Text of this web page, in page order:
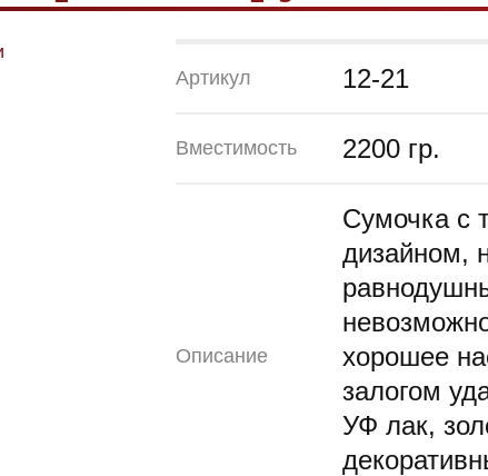
Артикул 12-21
Вместимость 2200 гр.
Описание
Сумочка с
дизайном,
хорошее
залогом
УФ лак,